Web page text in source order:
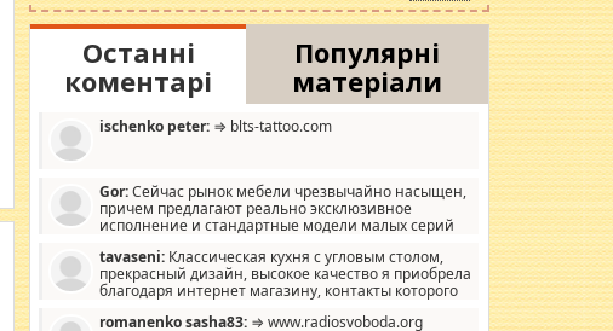
Останні
коментарі
Популярні
матеріали
ischenko peter: ⇒ blts-tattoo.com
Gor:Сейчас рынок мебели чрезвычайно насыщен,
причем предлагают реально эксклюзивное
исполнение и стандартные модели малых серий
дизайну, мало походит на стандартные формы, в MebelOk,
креативненько и что главное - со вкусом все в порядке,
без ненужных наворотов удорожающих мебель, а это не
tavaseni: Классическая кухня с угловым столом,
прекрасный дизайн, высокое качество я приобрела
благодаря интернет магазину, контакты которого
romanenko sasha83: ⇒ www.radiosvoboda.org